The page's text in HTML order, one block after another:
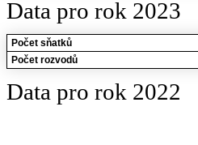
Data pro rok 2023
Počet sňatků
Počet rozvodů
Data pro rok 2022